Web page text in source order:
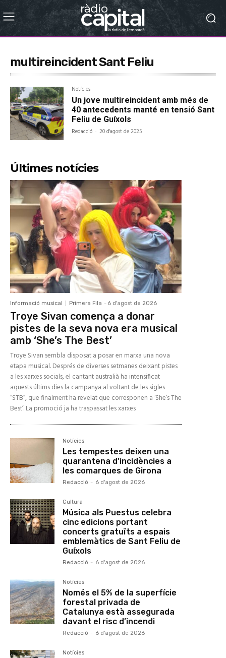
multireincident Sant Feliu
Notícies
Un jove multireincident amb més de
40 antecedents manté en tensió Sant
Feliu de Guíxols
Redacció - 20 d'agost de 2025
Últimes notícies
Informació musical Primera Fila - 6 d'agost de 2026
Troye Sivan comença a donar
pistes de la seva nova era musical
amb ‘She’s The Best’
Troye Sivan sembla disposat a posar en marxa una nova
etapa musical. Després de diverses setmanes deixant pistes
a les xarxes socials, el cantant australià ha intensificat
aquests últims dies la campanya al voltant de les sigles
“STB”, que finalment ha revelat que corresponen a ‘She’s The
Best’. La promoció ja ha traspassat les xarxes
Notícies
Les tempestes deixen una
quarantena d’incidències a
les comarques de Girona
Redacció - 6 d'agost de 2026
Cultura
Música als Puestus celebra
cinc edicions portant
concerts gratuïts a espais
emblemàtics de Sant Feliu de
Guíxols
Redacció - 6 d'agost de 2026
Notícies
Només el 5% de la superfície
forestal privada de
Catalunya està assegurada
davant el risc d’incendi
Redacció - 6 d'agost de 2026
Notícies